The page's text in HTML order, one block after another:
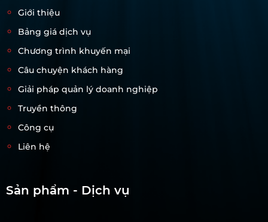
Giới thiệu
Bảng giá dịch vụ
Chương trình khuyến mại
Câu chuyện khách hàng
Giải pháp quản lý doanh nghiệp
Truyền thông
Công cụ
Liên hệ
Sản phẩm - Dịch vụ